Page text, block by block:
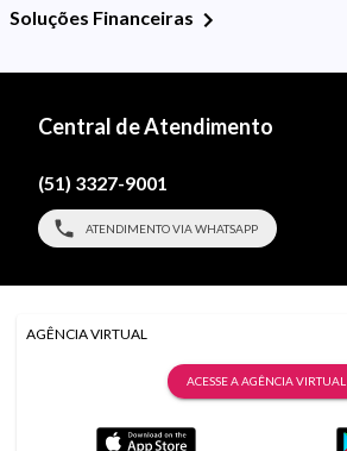
Soluções Financeiras
Central de Atendimento
(51) 3327-9001
ATENDIMENTO VIA WHATSAPP
AGÊNCIA VIRTUAL
ACESSE A AGÊNCIA VIRTUAL